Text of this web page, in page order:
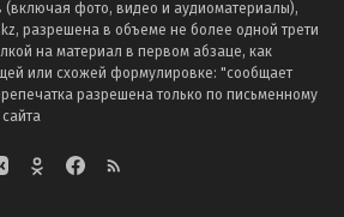
(включая фото, видео и аудиоматериалы),
разрешена в объеме не более одной трети
на материал в первом абзаце, как
или схожей формулировке: "сообщает
разрешена только по письменному